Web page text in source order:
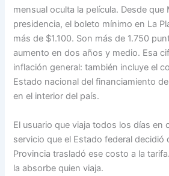
mensual oculta la película. Desde que
presidencia, el boleto mínimo en La
más de $1.100. Son más de 1.750
aumento en dos años y medio. Esa
inflación general: también incluye el
Estado nacional del financiamiento
en el interior del país.
El usuario que viaja todos los días en
servicio que el Estado federal decidió
Provincia trasladó ese costo a la
la absorbe quien viaja.